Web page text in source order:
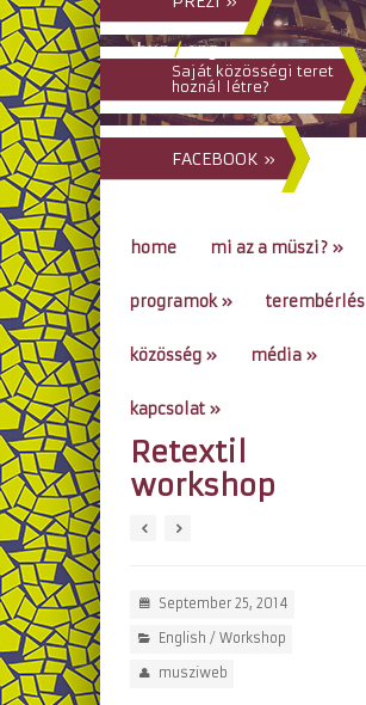
hun/eng
Saját közösségi teret
hoznál létre?
FACEBOOK »
home mi az a müszi? »
programok» terembérlés
közösség » média »
kapcsolat »
go to...
Retextil
workshop
September 25, 2014
English / Workshop
musziweb